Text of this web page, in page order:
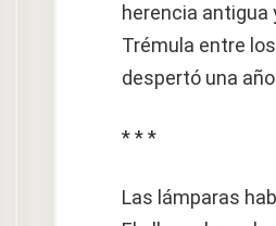
herencia antigua
Trémula entre
despertó una
* * *
Las lámparas